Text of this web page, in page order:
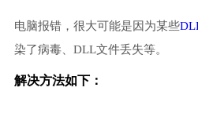
电脑报错，很大可能是因为某些
染了病毒、DLL文件丢失等。
解决方法如下：